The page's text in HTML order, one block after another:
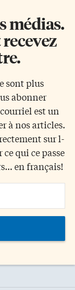
médias.
sont plus
abonner
est un
à nos articles.
sur l-
qui ce passe
en français!